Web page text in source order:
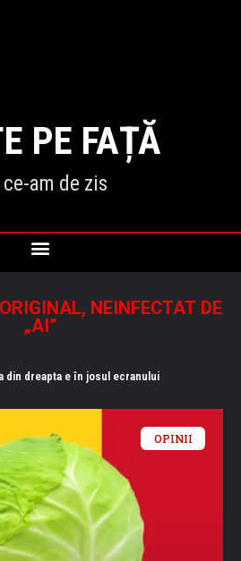
PE FAȚĂ
am de zis
NEINFECTAT DE
„AI”
din dreapta e în josul ecranului
OPINII